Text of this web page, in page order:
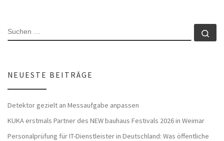
SUCHE
NEUESTE BEITRÄGE
Detektor gezielt an Messaufgabe anpassen
KUKA erstmals Partner des NEW bauhaus Festivals 2026 in Weimar
Personalprüfung für IT-Dienstleister in Deutschland: Was öffentliche